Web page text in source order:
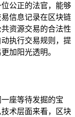
公正的法官，能够
信息记录在区块链
资源交易的合法性
执行交易规则，提
加阳光透明。
座等待发掘的宝
术层面来看，区块